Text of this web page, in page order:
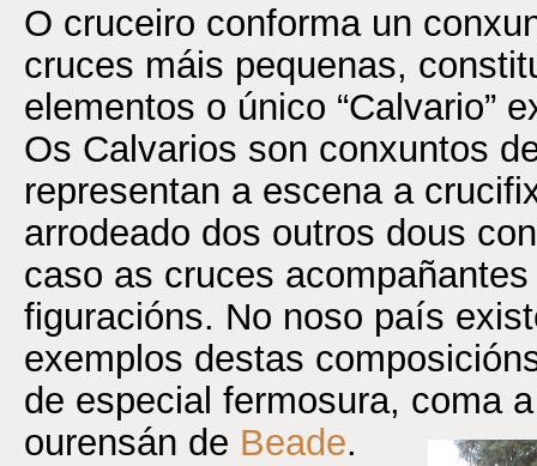
O cruceiro conforma un
cruces máis pequenas,
elementos o único “Calvario”
Os Calvarios son conxuntos
representan a escena a
arrodeado dos outros dous
caso as cruces
figuracións. No noso país
exemplos destas
de especial fermosura, coma
ourensán de Beade.